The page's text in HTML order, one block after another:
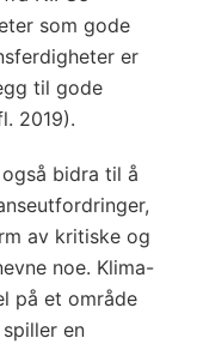
som gode
er
til gode
2019).
bidra til å
av kritiske og
noe. Klima-
på et område
en